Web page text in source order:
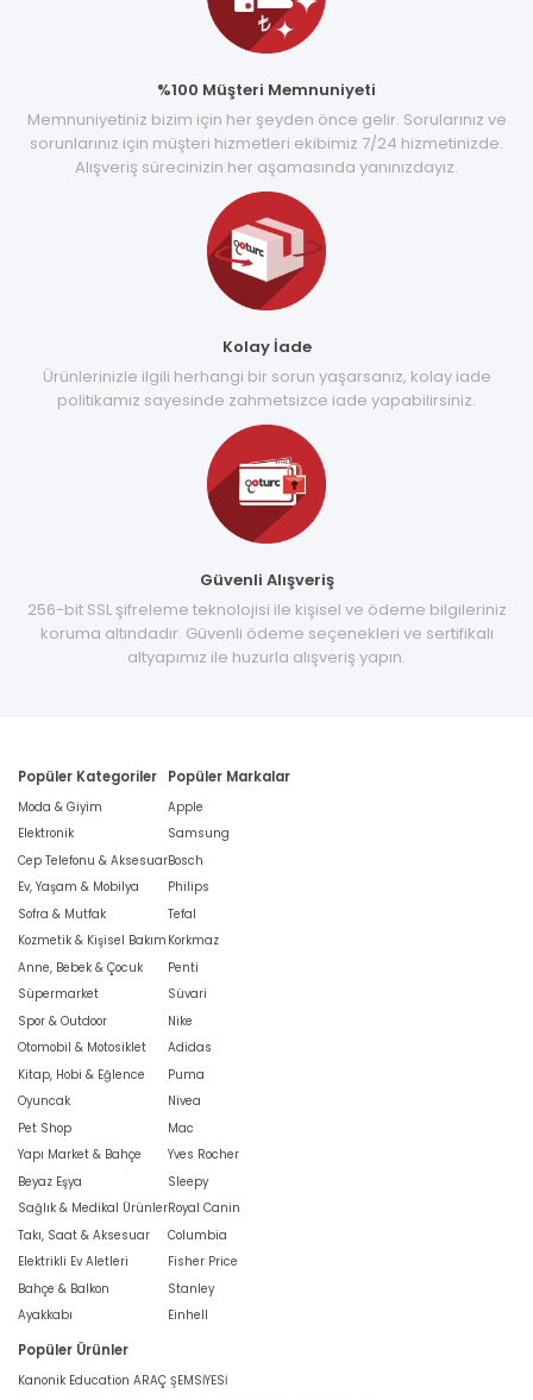
%100 Müşteri Memnuniyeti
Memnuniyetiniz bizim için her şeyden önce gelir. Sorularınız ve
sorunlarınız için müşteri hizmetleri ekibimiz 7/24 hizmetinizde.
Alışveriş sürecinizin her aşamasında yanınızdayız.
Kolay İade
Ürünlerinizle ilgili herhangi bir sorun yaşarsanız, kolay iade
politikamız sayesinde zahmetsizce iade yapabilirsiniz.
Güvenli Alışveriş
256-bit SSL şifreleme teknolojisi ile kişisel ve ödeme bilgileriniz
koruma altındadır. Güvenli ödeme seçenekleri ve sertifikalı
altyapımız ile huzurla alışveriş yapın.
Popüler Kategoriler
Moda & Giyim
Elektronik
Cep Telefonu & Aksesuar
Ev, Yaşam & Mobilya
Sofra & Mutfak
Kozmetik & Kişisel Bakım
Anne, Bebek & Çocuk
Süpermarket
Spor & Outdoor
Otomobil & Motosiklet
Kitap, Hobi & Eğlence
Oyuncak
Pet Shop
Yapı Market & Bahçe
Beyaz Eşya
Sağlık & Medikal Ürünler
Takı, Saat & Aksesuar
Elektrikli Ev Aletleri
Bahçe & Balkon
Ayakkabı
Popüler Markalar
Apple
Samsung
Bosch
Philips
Tefal
Korkmaz
Penti
Süvari
Nike
Adidas
Puma
Nivea
Mac
Yves Rocher
Sleepy
Royal Canin
Columbia
Fisher Price
Stanley
Einhell
Popüler Ürünler
Kanonik Education ARAÇ ŞEMSİYESİ